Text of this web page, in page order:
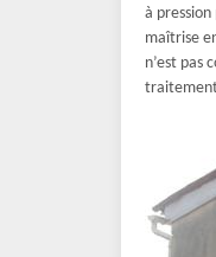
à
maîtrise
n’est pas